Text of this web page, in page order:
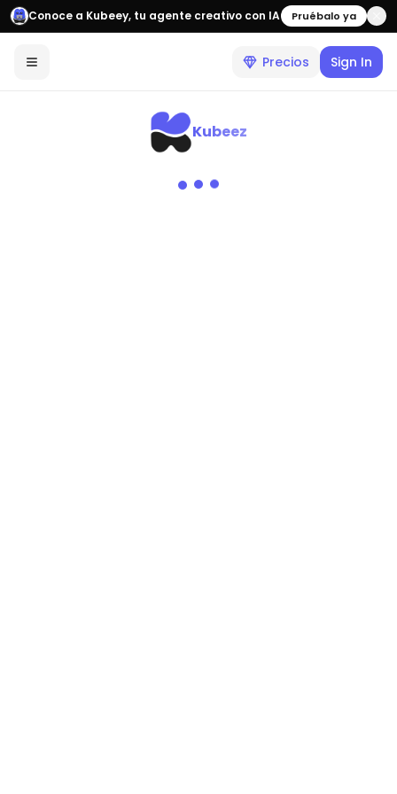
Conoce a Kubeey, tu agente creativo con IA Pruébalo ya
Precios Sign In
Kubeez